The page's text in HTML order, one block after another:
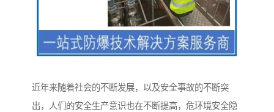
近年来随着社会的不断发展，以及安全事故的不断突
出，人们的安全生产意识也在不断提高，危环境安全隐